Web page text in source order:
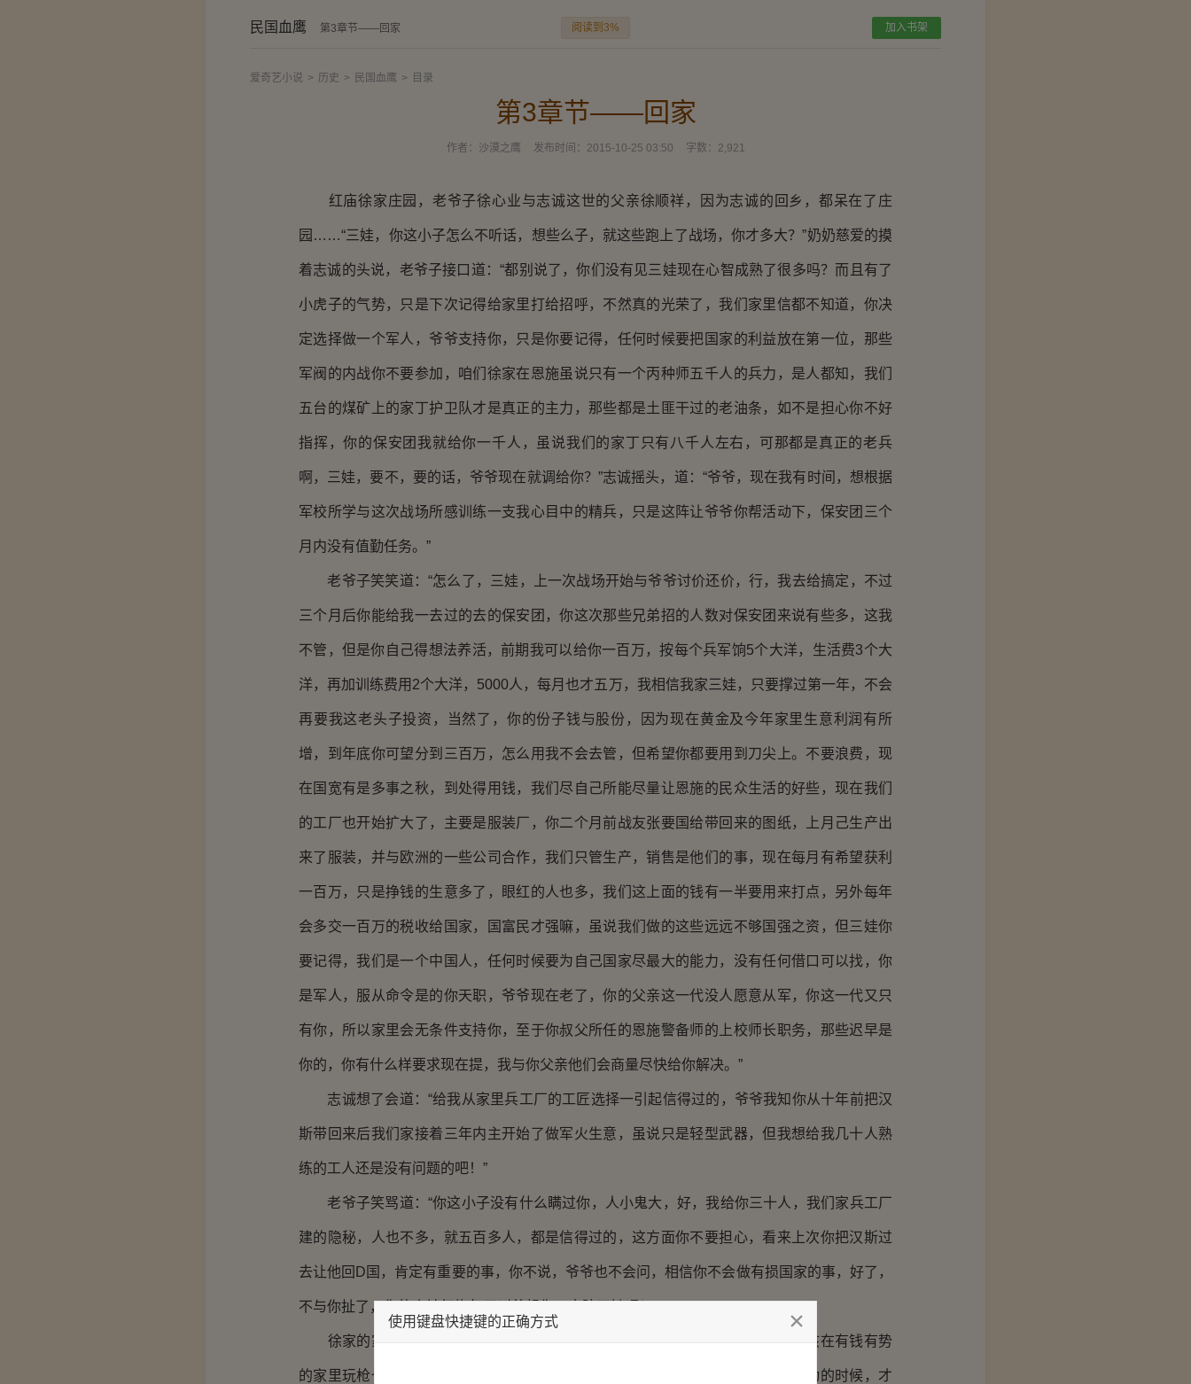
民国血鹰 第3章节——回家 阅读到3% 加入书架
爱奇艺小说 > 历史 > 民国血鹰 > 目录
第3章节——回家
作者： 沙漠之鹰 发布时间： 2015-10-25 03:50 字数： 2,921
红庙徐家庄园，老爷子徐心业与志诚这世的父亲徐顺祥，因为志诚的回乡，都呆在了庄
园……“三娃，你这小子怎么不听话，想些么子，就这些跑上了战场，你才多大？”奶奶慈爱的摸
着志诚的头说，老爷子接口道：“都别说了，你们没有见三娃现在心智成熟了很多吗？而且有了
小虎子的气势，只是下次记得给家里打给招呼，不然真的光荣了，我们家里信都不知道，你决
定选择做一个军人，爷爷支持你，只是你要记得，任何时候要把国家的利益放在第一位，那些
军阀的内战你不要参加，咱们徐家在恩施虽说只有一个丙种师五千人的兵力，是人都知，我们
五台的煤矿上的家丁护卫队才是真正的主力，那些都是土匪干过的老油条，如不是担心你不好
指挥，你的保安团我就给你一千人，虽说我们的家丁只有八千人左右，可那都是真正的老兵
啊，三娃，要不，要的话，爷爷现在就调给你？”志诚摇头，道：“爷爷，现在我有时间，想根据
军校所学与这次战场所感训练一支我心目中的精兵，只是这阵让爷爷你帮活动下，保安团三个
月内没有值勤任务。”
老爷子笑笑道：“怎么了，三娃，上一次战场开始与爷爷讨价还价，行，我去给搞定，不过
三个月后你能给我一去过的去的保安团，你这次那些兄弟招的人数对保安团来说有些多，这我
不管，但是你自己得想法养活，前期我可以给你一百万，按每个兵军饷5个大洋，生活费3个大
洋，再加训练费用2个大洋，5000人，每月也才五万，我相信我家三娃，只要撑过第一年，不会
再要我这老头子投资，当然了，你的份子钱与股份，因为现在黄金及今年家里生意利润有所
增，到年底你可望分到三百万，怎么用我不会去管，但希望你都要用到刀尖上。不要浪费，现
在国宽有是多事之秋，到处得用钱，我们尽自己所能尽量让恩施的民众生活的好些，现在我们
的工厂也开始扩大了，主要是服装厂，你二个月前战友张要国给带回来的图纸，上月己生产出
来了服装，并与欧洲的一些公司合作，我们只管生产，销售是他们的事，现在每月有希望获利
一百万，只是挣钱的生意多了，眼红的人也多，我们这上面的钱有一半要用来打点，另外每年
会多交一百万的税收给国家，国富民才强嘛，虽说我们做的这些远远不够国强之资，但三娃你
要记得，我们是一个中国人，任何时候要为自己国家尽最大的能力，没有任何借口可以找，你
是军人，服从命令是的你天职，爷爷现在老了，你的父亲这一代没人愿意从军，你这一代又只
有你，所以家里会无条件支持你，至于你叔父所任的恩施警备师的上校师长职务，那些迟早是
你的，你有什么样要求现在提，我与你父亲他们会商量尽快给你解决。”
志诚想了会道：“给我从家里兵工厂的工匠选择一引起信得过的，爷爷我知你从十年前把汉
斯带回来后我们家接着三年内主开始了做军火生意，虽说只是轻型武器，但我想给我几十人熟
练的工人还是没有问题的吧！”
老爷子笑骂道：“你这小子没有什么瞒过你，人小鬼大，好，我给你三十人，我们家兵工厂
建的隐秘，人也不多，就五百多人，都是信得过的，这方面你不要担心，看来上次你把汉斯过
去让他回D国，肯定有重要的事，你不说，爷爷也不会问，相信你不会做有损国家的事，好了，
不与你扯了，你的小妹红梅每天叫着想你，去陪下她吧！”
徐家的家丁训练场上一大一小二个身影，正在练习手枪的射击，乱世嘛，小孩在有钱有势
的家里玩枪也正常，这不，志诚正手把手的教着八岁的小妹用枪。小女孩都是爱动的时候，才
使用键盘快捷键的正确方式